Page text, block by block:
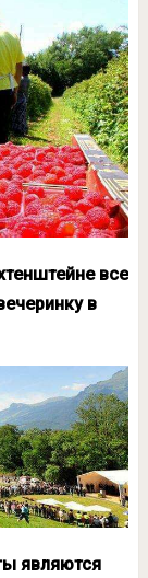
все
в
являются